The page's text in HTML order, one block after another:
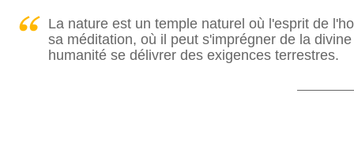
La nature est un temple naturel où l'esprit de
sa méditation, où il peut s'imprégner de la
humanité se délivrer des exigences terrestres.